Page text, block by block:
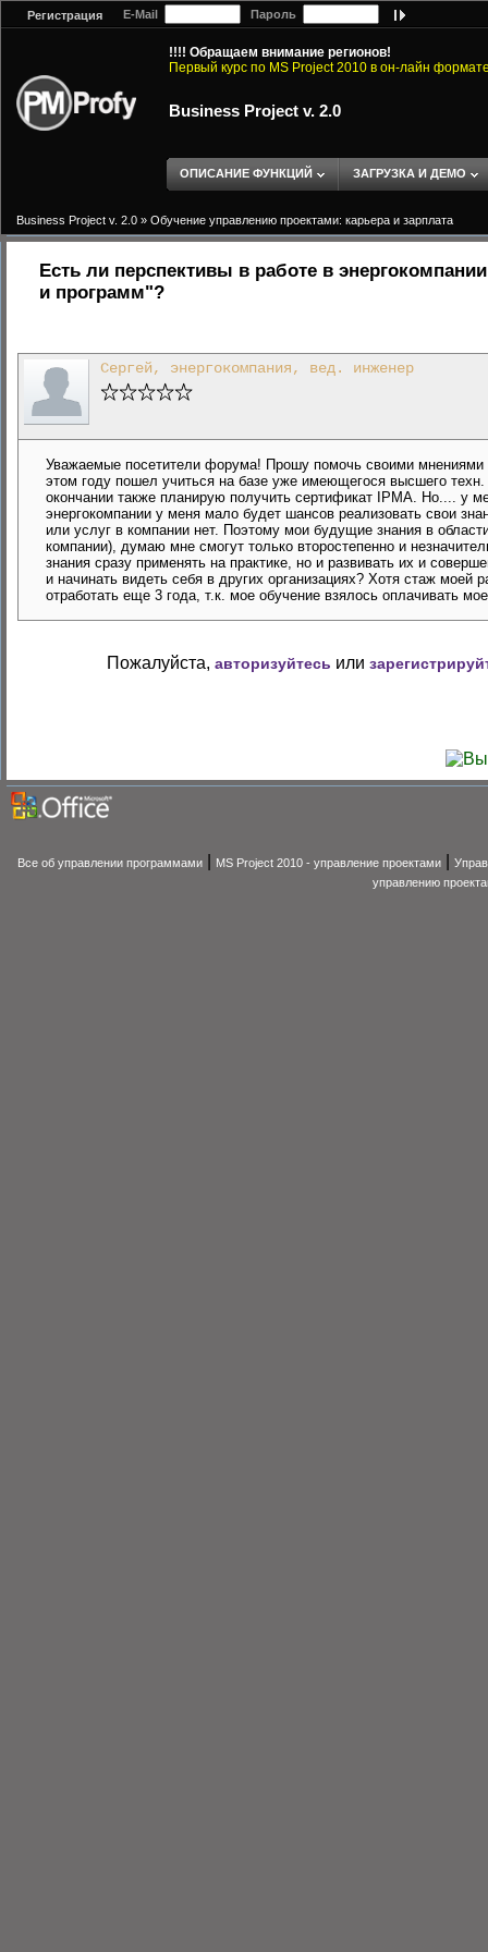
Регистрация E-Mail Пароль
!!!! Обращаем внимание регионов!
Первый курс по MS Project 2010 в он-лайн
Business Project v. 2.0
ОПИСАНИЕ ФУНКЦИЙ ЗАГРУЗКА И ДЕМО
Business Project v. 2.0 » Обучение управлению проектами: карьера и зарплата
Есть ли перспективы в работе в
и программ"?
Сергей, энергокомпания, вед. инженер
Уважаемые посетители форума! Прошу помочь своими
этом году пошел учиться на базе уже имеющегося высшего
окончании также планирую получить сертификат IPMA. Но.... у
энергокомпании у меня мало будет шансов реализовать свои
или услуг в компании нет. Поэтому мои будущие знания в
компании), думаю мне смогут только второстепенно и
знания сразу применять на практике, но и развивать их и
и начинать видеть себя в других организациях? Хотя стаж
отработать еще 3 года, т.к. мое обучение взялось оплачивать
Пожалуйста, авторизуйтесь или
Все об управлении программами MS Project 2010 - управление проектами
управлению